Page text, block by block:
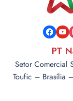
facebook
PT
Setor
Toufic – Brasília